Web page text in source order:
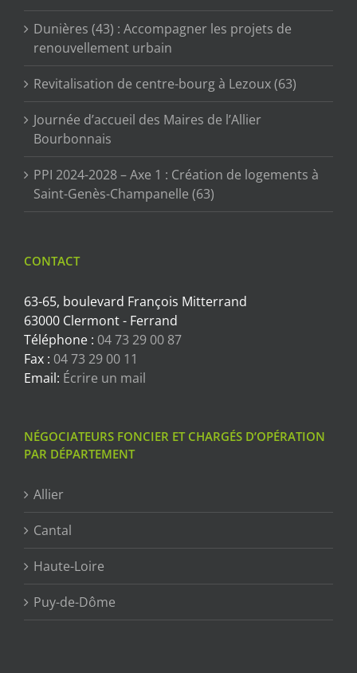
Dunières (43) : Accompagner les projets de
renouvellement urbain
Revitalisation de centre-bourg à Lezoux (63)
Journée d’accueil des Maires de l’Allier
Bourbonnais
PPI 2024-2028 – Axe 1 : Création de logements à
Saint-Genès-Champanelle (63)
CONTACT
63-65, boulevard François Mitterrand
63000 Clermont - Ferrand
Téléphone : 04 73 29 00 87
Fax : 04 73 29 00 11
Email: Écrire un mail
NÉGOCIATEURS FONCIER ET CHARGÉS D’OPÉRATION
PAR DÉPARTEMENT
Allier
Cantal
Haute-Loire
Puy-de-Dôme